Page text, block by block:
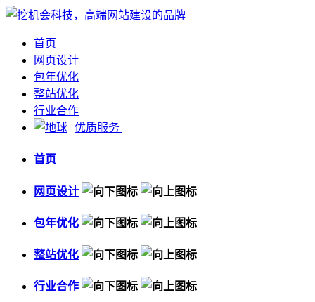
首页
网页设计
包年优化
整站优化
行业合作
优质服务
首页
网页设计
包年优化
整站优化
行业合作